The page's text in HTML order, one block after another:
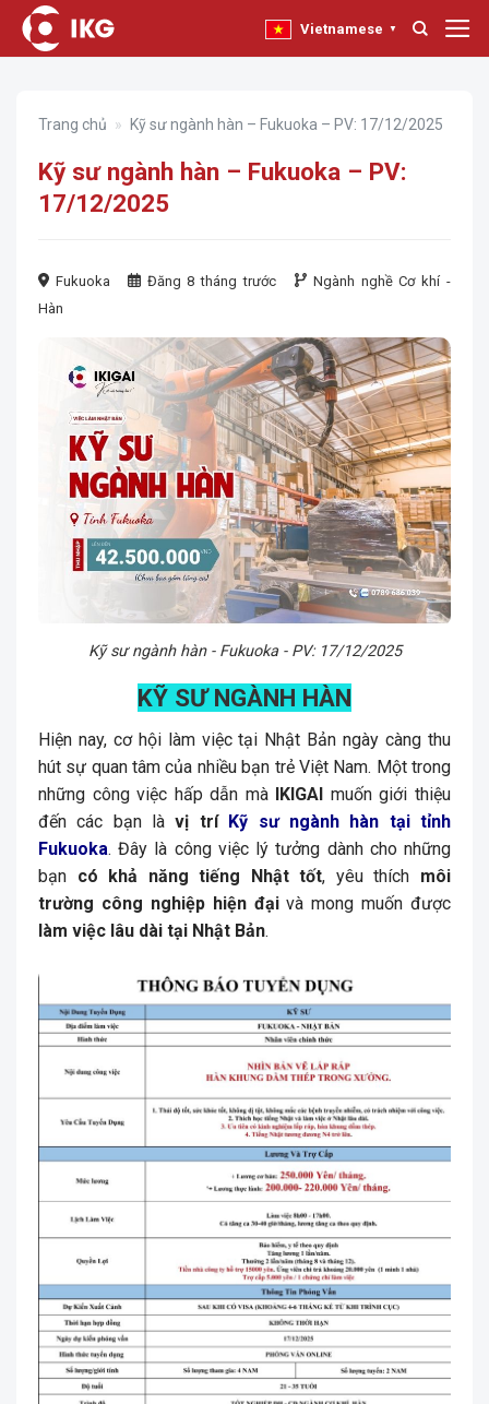
qua
Vietnamese ▼
Trang chủ » Kỹ sư ngành hàn – Fukuoka – PV: 17/12/2025
Kỹ sư ngành hàn – Fukuoka – PV:
17/12/2025
Fukuoka Đăng 8 tháng trước Ngành nghềCơ khí -
Hàn
Kỹ sư ngành hàn - Fukuoka - PV: 17/12/2025
KỸ SƯ NGÀNH HÀN
Hiện nay, cơ hội làm việc tại Nhật Bản ngày càng thu
hút sự quan tâm của nhiều bạn trẻ Việt Nam. Một trong
những công việc hấp dẫn mà IKIGAI muốn giới thiệu
đến các bạn làvị trí Kỹ sư ngành hàn tại tỉnh
Fukuoka. Đây là công việc lý tưởng dành cho những
bạn có khả năng tiếng Nhật tốt, yêu thích môi
trường công nghiệp hiện đạivà mong muốn được
làm việc lâu dài tại Nhật Bản.